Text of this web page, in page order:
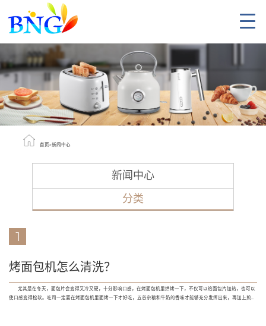
首页»新闻中心
新闻中心
分类
1
烤面包机怎么清洗？
尤其是在冬天，面包片会变得又冷又硬，十分影响口感，在烤面包机里烘烤一下，不仅可以给面包片加热，也可以
使口感变得松软。吐司一定要在烤面包机里面烤一下才好吃，五谷杂粮和牛奶的香味才能够充分发挥出来，再加上煎蛋